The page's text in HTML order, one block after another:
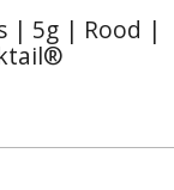
| 5g | Rood |